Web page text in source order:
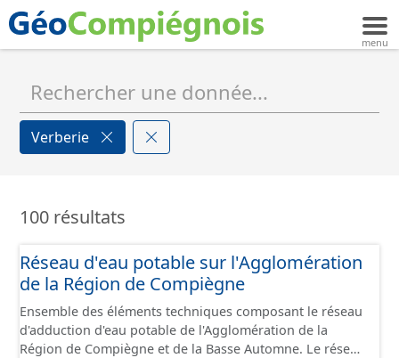
Verberie
100 résultats
Réseau d'eau potable sur l'Agglomération
de la Région de Compiègne
Ensemble des éléments techniques composant le réseau
d'adduction d'eau potable de l'Agglomération de la
Région de Compiègne et de la Basse Automne. Le réseau